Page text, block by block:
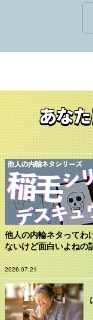
あな
他人の内輪ネタってわ
ないけど面白いよねの
2026.07.21